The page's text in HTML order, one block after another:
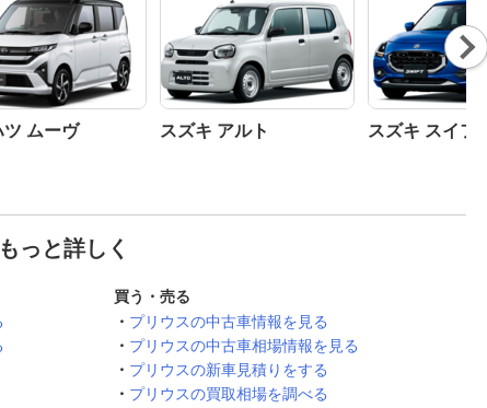
ツ ムーヴ スズキ アルト スズキ スイフト
Nex
t
っと詳しく
買う・売る
プリウスの中古車情報を見る
プリウスの中古車相場情報を見る
プリウスの新車見積りをする
プリウスの買取相場を調べる